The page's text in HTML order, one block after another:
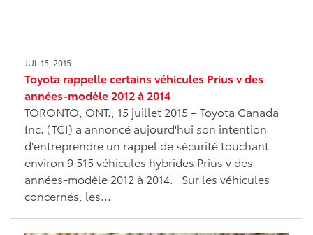
JUL 15, 2015
Toyota rappelle certains véhicules Prius v des
années-modèle 2012 à 2014
TORONTO, ONT., 15 juillet 2015 – Toyota Canada
Inc. (TCI) a annoncé aujourd'hui son intention
d'entreprendre un rappel de sécurité touchant
environ 9 515 véhicules hybrides Prius v des
années-modèle 2012 à 2014. Sur les véhicules
concernés, les...